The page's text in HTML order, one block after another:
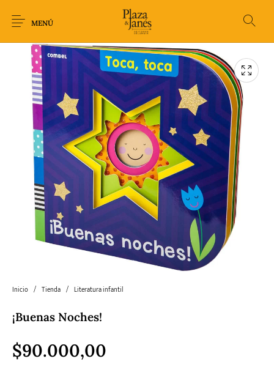
MENÚ
Novedades Arqueología Arte Biografía
Ciencia Crimen Thriller Cuento Ecolibros
Fantasía Ficción Filosofía Gastronomía
Horror
Humor gráfico-
Comic
Literatura infantil
universal y Clásicos
Inicio / Tienda / Literatura infantil
¡Buenas Noches!
$90.000,00